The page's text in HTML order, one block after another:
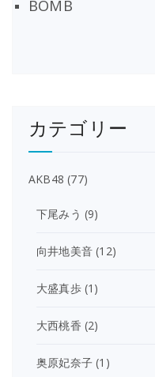
BOMB
カテゴリー
AKB48 (77)
下尾みう (9)
向井地美音 (12)
大盛真歩(1)
大西桃香 (2)
奥原妃奈子 (1)